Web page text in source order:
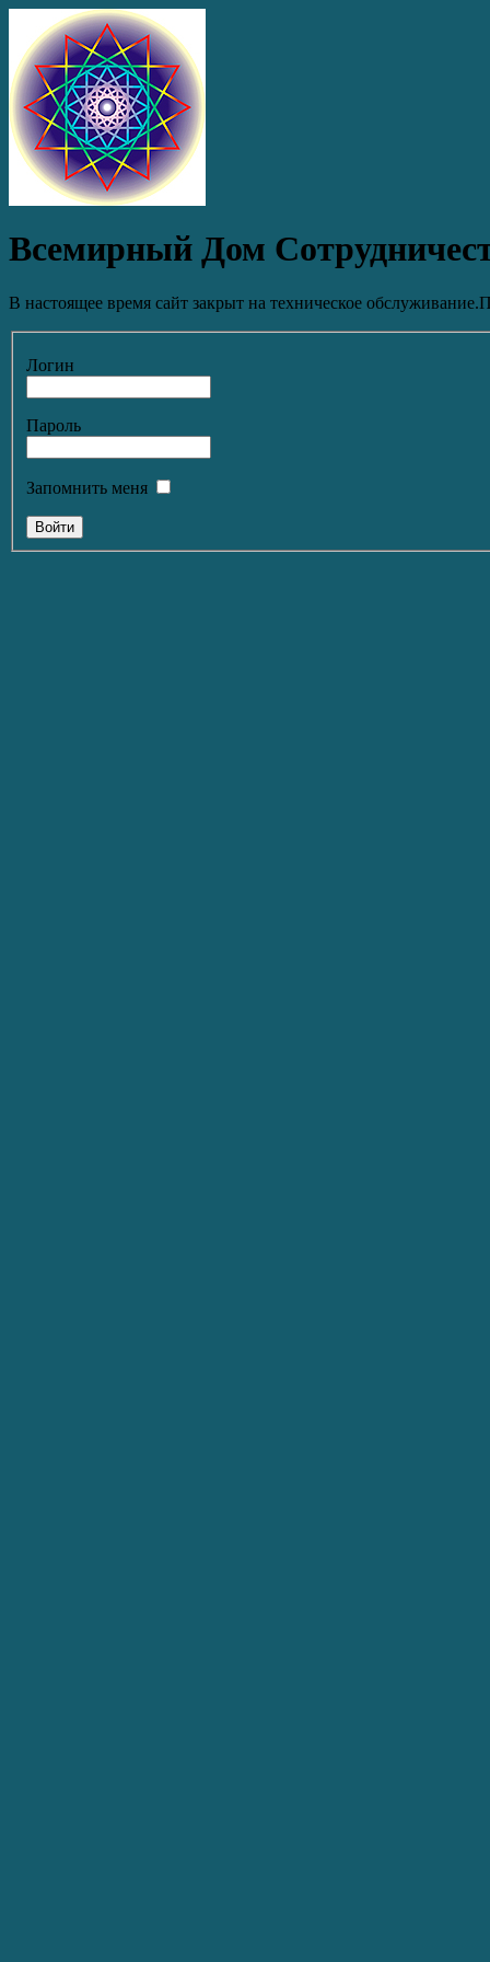
Всемирный Дом
В настоящее время сайт закрыт на техническое
Логин
Пароль
Запомнить меня